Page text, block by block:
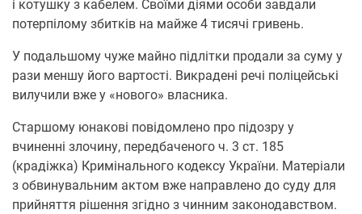
і котушку з кабелем. Своїми діями особи завдали
потерпілому збитків на майже 4 тисячі гривень.
У подальшому чуже майно підлітки продали за суму у
рази меншу його вартості. Викрадені речі поліцейські
вилучили вже у «нового» власника.
Старшому юнакові повідомлено про підозру у
вчиненні злочину, передбаченого ч. 3 ст. 185
(крадіжка) Кримінального кодексу України. Матеріали
з обвинувальним актом вже направлено до суду для
прийняття рішення згідно з чинним законодавством.